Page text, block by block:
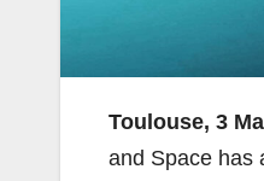
Toulouse, 3
and Space has